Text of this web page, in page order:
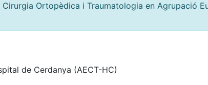
Ortopèdica i Traumatologia en Agrupació
de Cerdanya (AECT-HC)